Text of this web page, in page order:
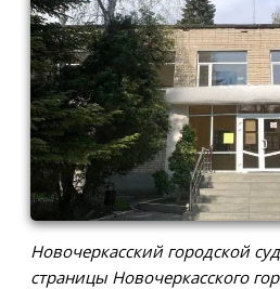
Новочеркасский городской
страницы Новочеркасского